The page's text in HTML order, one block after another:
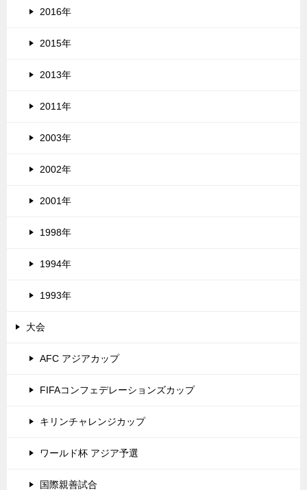
2016年
2015年
2013年
2011年
2003年
2002年
2001年
1998年
1994年
1993年
大会
AFC アジアカップ
FIFAコンフェデレーションズカップ
キリンチャレンジカップ
ワールド杯 アジア予選
国際親善試合